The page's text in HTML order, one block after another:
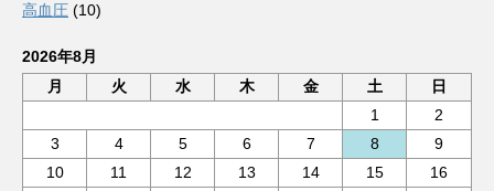
高血圧 (10)
2026年8月
月
火 水 木 金 土
日
1
2
3
4 5 6 7 8
9
10
11 12 13 14 15
16